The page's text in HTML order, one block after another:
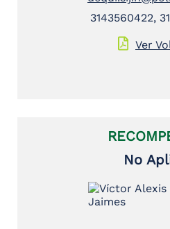
3143560422,
Ver
No